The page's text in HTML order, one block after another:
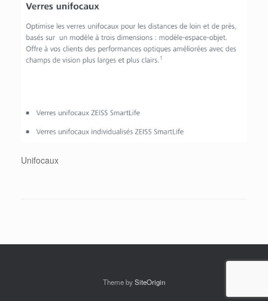
Unifocaux
Theme bySiteOrigin